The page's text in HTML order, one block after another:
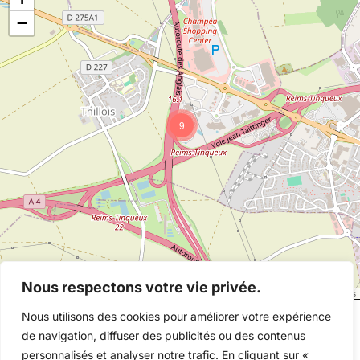
Nous respectons votre vie privée.
Nous utilisons des cookies pour améliorer votre expérience
de navigation, diffuser des publicités ou des contenus
personnalisés et analyser notre trafic. En cliquant sur «
9
−
©OpenStreetMap contributors